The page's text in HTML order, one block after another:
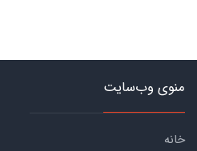
منوی وب‌سایت
خانه